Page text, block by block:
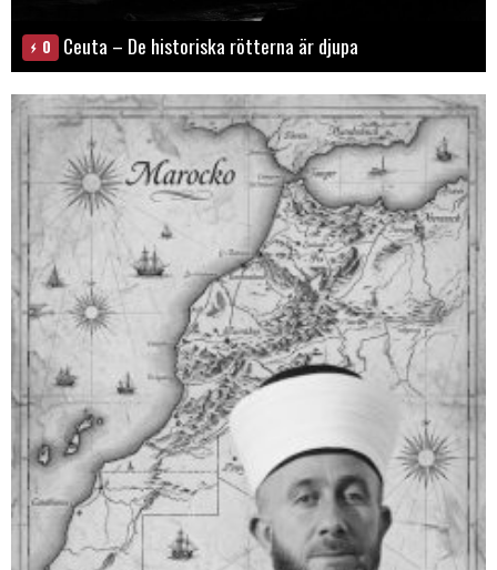
0 Ceuta – De historiska rötterna är djupa